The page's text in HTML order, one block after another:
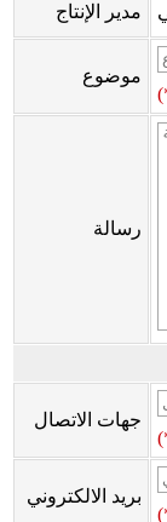
مدير الإنتاج
موضوع
رسالة
جهات الاتصال
بريد الالكتروني